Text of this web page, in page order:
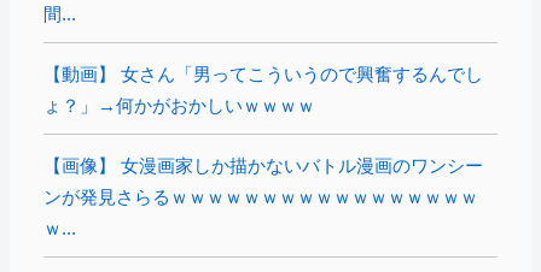
間...
【動画】 女さん「男ってこういうので興奮するんでし
ょ？」→何かがおかしいｗｗｗｗ
【画像】 女漫画家しか描かないバトル漫画のワンシー
ンが発見さらるｗｗｗｗｗｗｗｗｗｗｗｗｗｗｗｗｗ
ｗ...